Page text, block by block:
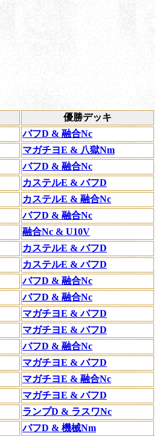
優勝デッキ
バフD & 融合Nc
マガチヨE & 八獄Nm
バフD & 融合Nc
カステルE & バフD
カステルE & 融合Nc
バフD & 融合Nc
融合Nc & U10V
カステルE & バフD
カステルE & バフD
バフD & 融合Nc
バフD & 融合Nc
マガチヨE & バフD
マガチヨE & バフD
バフD & 融合Nc
マガチヨE & バフD
マガチヨE & 融合Nc
マガチヨE & バフD
ランプD & ラスワNc
バフD & 機械Nm